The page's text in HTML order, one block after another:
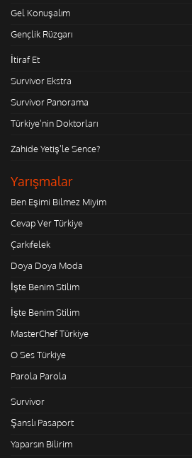
Gel Konuşalım
Gençlik Rüzgarı
İtiraf Et
Survivor Ekstra
Survivor Panorama
Türkiye'nin Doktorları
Zahide Yetiş'le Sence?
Yarışmalar
Ben Eşimi Bilmez Miyim
Cevap Ver Türkiye
Çarkıfelek
Doya Doya Moda
İşte Benim Stilim
İşte Benim Stilim
MasterChef Türkiye
O Ses Türkiye
Parola Parola
Survivor
Şanslı Pasaport
Yaparsın Bilirim